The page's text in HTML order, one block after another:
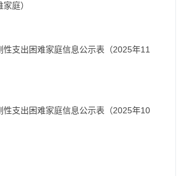
庭）
性支出困难家庭信息公示表（2025年11
性支出困难家庭信息公示表（2025年10